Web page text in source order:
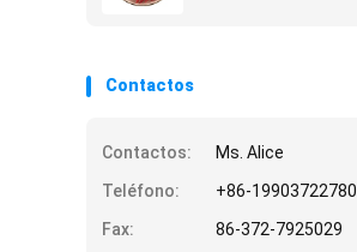
Contactos
Contactos:
Ms. Alice
Teléfono:
+86-19903722780
Fax:
86-372-7925029